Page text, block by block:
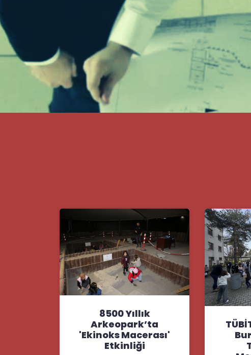
8500 Yıllık
Arkeopark’ta
'Ekinoks Macerası'
Etkinliği